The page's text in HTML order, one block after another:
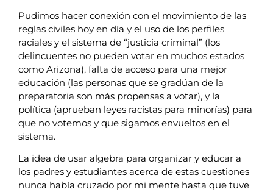
Pudimos hacer conexión con el movimiento de las
reglas civiles hoy en día y el uso de los perfiles
raciales y el sistema de “justicia criminal” (los
delincuentes no pueden votar en muchos estados
como Arizona), falta de acceso para una mejor
educación (las personas que se gradúan de la
preparatoria son más propensas a votar), y la
política (aprueban leyes racistas para minorías) para
que no votemos y que sigamos envueltos en el
sistema.
La idea de usar algebra para organizar y educar a
los padres y estudiantes acerca de estas cuestiones
nunca había cruzado por mi mente hasta que tuve